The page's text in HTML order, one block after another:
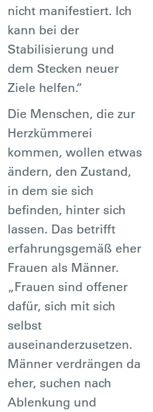
nicht manifestiert. Ich
kann bei der
Stabilisierung und
dem Stecken neuer
Ziele helfen.“
Die Menschen, die zur
Herzkümmerei
kommen, wollen etwas
ändern, den Zustand,
in dem sie sich
befinden, hinter sich
lassen. Das betrifft
erfahrungsgemäß eher
Frauen als Männer.
„Frauen sind offener
dafür, sich mit sich
selbst
auseinanderzusetzen.
Männer verdrängen da
eher, suchen nach
Ablenkung und